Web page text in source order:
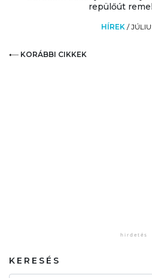
repülőút
HÍREK /
KORÁBBI CIKKEK
KERESÉS